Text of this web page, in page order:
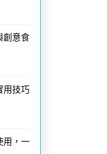
創意食
用技巧
用，一